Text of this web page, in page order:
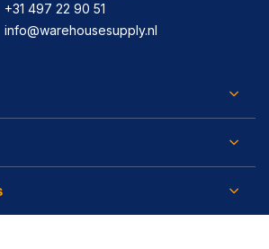
+31 497 22 90 51
info@warehousesupply.nl